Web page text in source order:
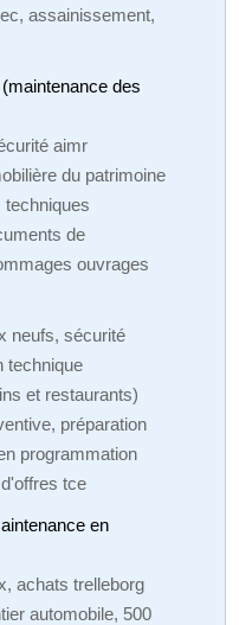
assainissement,
des
aimr
du patrimoine
techniques
de
ouvrages
neufs, sécurité
technique
et restaurants)
préparation
programmation
tce
en
achats trelleborg
automobile, 500